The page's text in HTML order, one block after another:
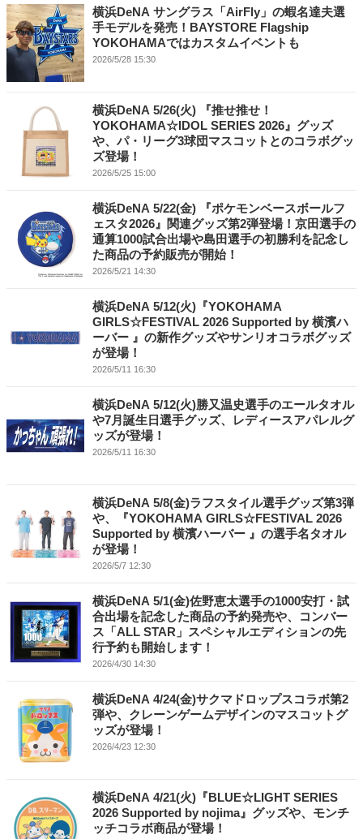
横浜DeNA サングラス「AirFly」の蝦名達夫選
手モデルを発売！BAYSTORE Flagship
YOKOHAMAではカスタムイベントも
2026/5/28 15:30
横浜DeNA 5/26(火) 『推せ推せ！
YOKOHAMA☆IDOL SERIES 2026』グッズ
や、パ・リーグ3球団マスコットとのコラボグッ
ズ登場！
2026/5/25 15:00
横浜DeNA 5/22(金) 『ポケモンベースボールフ
ェスタ2026』関連グッズ第2弾登場！京田選手の
通算1000試合出場や島田選手の初勝利を記念し
た商品の予約販売が開始！
2026/5/21 14:30
横浜DeNA 5/12(火)『YOKOHAMA
GIRLS☆FESTIVAL 2026 Supported by 横濱ハ
ーバー 』の新作グッズやサンリオコラボグッズ
が登場！
2026/5/11 16:30
横浜DeNA 5/12(火)勝又温史選手のエールタオル
や7月誕生日選手グッズ、レディースアパレルグ
ッズが登場！
2026/5/11 16:30
横浜DeNA 5/8(金)ラフスタイル選手グッズ第3弾
や、『YOKOHAMA GIRLS☆FESTIVAL 2026
Supported by 横濱ハーバー 』の選手名タオル
が登場！
2026/5/7 12:30
横浜DeNA 5/1(金)佐野恵太選手の1000安打・試
合出場を記念した商品の予約発売や、コンバー
ス「ALL STAR」スペシャルエディションの先
行予約も開始します！
2026/4/30 14:30
横浜DeNA 4/24(金)サクマドロップスコラボ第2
弾や、クレーンゲームデザインのマスコットグ
ッズが登場！
2026/4/23 12:30
横浜DeNA 4/21(火)『BLUE☆LIGHT SERIES
2026 Supported by nojima』グッズや、モンチ
ッチコラボ商品が登場！